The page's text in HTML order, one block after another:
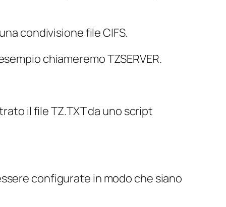
condivisione file CIFS.
chiameremo TZSERVER.
il file TZ.TXT da uno script
configurate in modo che siano